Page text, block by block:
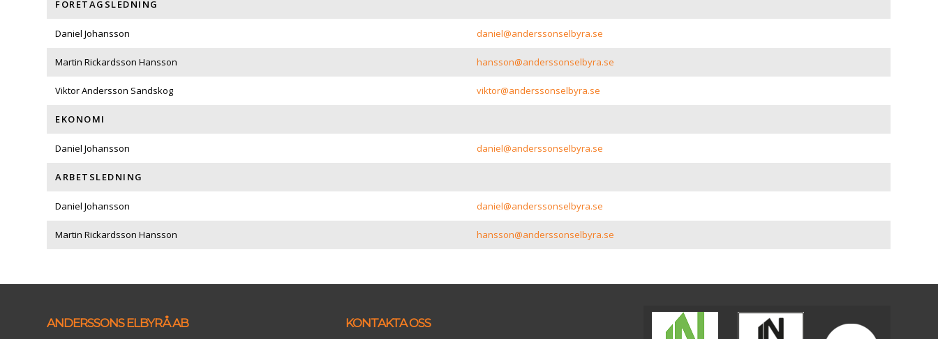
FÖRETAGSLEDNING
Daniel Johansson daniel@anderssonselbyra.se
Martin Rickardsson Hansson hansson@anderssonselbyra.se
Viktor Andersson Sandskog viktor@anderssonselbyra.se
EKONOMI
Daniel Johansson daniel@anderssonselbyra.se
ARBETSLEDNING
Daniel Johansson daniel@anderssonselbyra.se
Martin Rickardsson Hansson hansson@anderssonselbyra.se
ANDERSSONS ELBYRÅ AB KONTAKTA OSS